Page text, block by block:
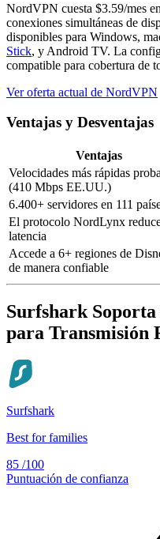
NordVPN cuesta $3.59/mes
conexiones simultáneas de
disponibles para Windows,
Stick, y Android TV. La
compatible para cobertura de
Ver oferta actual de NordVPN
Ventajas y Desventajas
Ventajas
Velocidades más rápidas
(410 Mbps EE.UU.)
6.400+ servidores en 111
El protocolo NordLynx
latencia
Accede a 6+ regiones de
de manera confiable
Surfshark
para Transmisión
Surfshark
Best for families
85 /100
Puntuación de confianza